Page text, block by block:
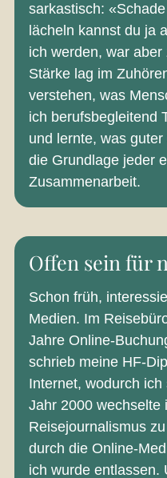
sarkastisch:
lächeln kannst du ja
ich werden, war
Stärke lag im
verstehen, was
ich berufsbegleitend
und lernte, was
die Grundlage jeder
Zusammenarbeit.
Offen sein für
Schon früh,
Medien. Im
Jahre Online-
schrieb meine HF-
Internet, wodurch
Jahr 2000 wechselte
Reisejournalismus
durch die Online-
ich wurde entlassen.